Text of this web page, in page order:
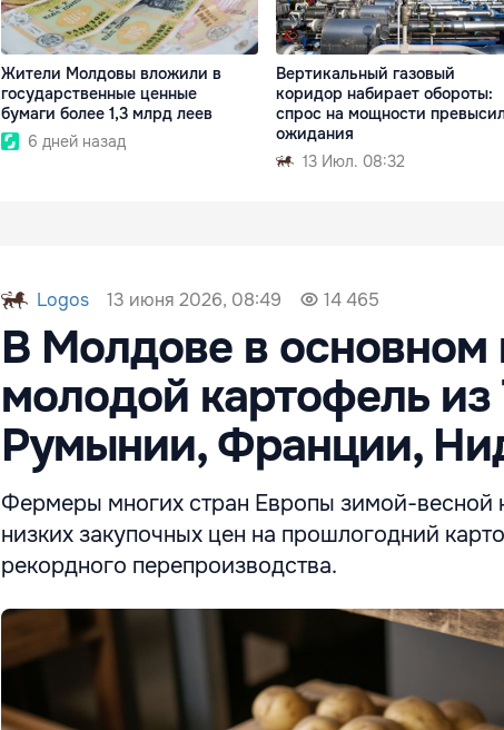
Жители Молдовы вложили в
государственные ценные
бумаги более 1,3 млрд леев
6 дней назад
Вертикальный газовый
коридор набирает обороты:
спрос на мощности
ожидания
13 Июл. 08:32
Logos 13 июня 2026, 08:49 14 465
В Молдове в основном
молодой картофель
Румынии, Франции,
Фермеры многих стран Европы зимой-весной
низких закупочных цен на прошлогодний
рекордного перепроизводства.